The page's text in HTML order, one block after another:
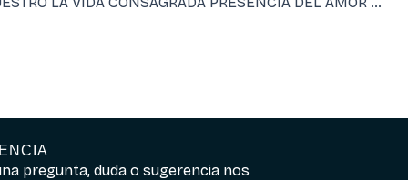
pregunta, duda o sugerencia nos